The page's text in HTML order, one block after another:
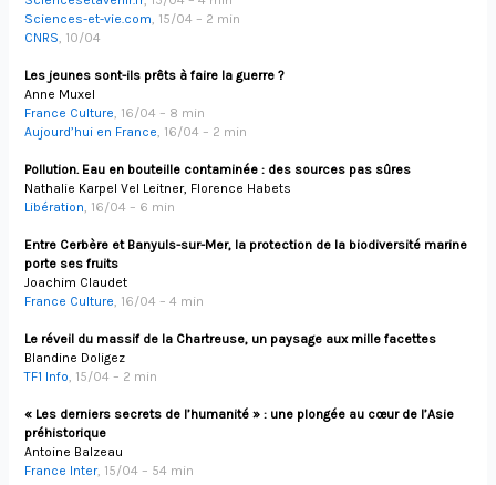
Sciences-et-vie.com, 15/04 – 2 min
CNRS, 10/04
Les jeunes sont-ils prêts à faire la guerre ?
Anne Muxel
France Culture, 16/04 – 8 min
Aujourd’hui en France, 16/04 – 2 min
Pollution. Eau en bouteille contaminée : des sources pas sûres
Nathalie Karpel Vel Leitner, Florence Habets
Libération, 16/04 – 6 min
Entre Cerbère et Banyuls-sur-Mer, la protection de la biodiversité marine
porte ses fruits
Joachim Claudet
France Culture, 16/04 – 4 min
Le réveil du massif de la Chartreuse, un paysage aux mille facettes
Blandine Doligez
TF1 Info, 15/04 – 2 min
« Les derniers secrets de l’humanité » : une plongée au cœur de l’Asie
préhistorique
Antoine Balzeau
France Inter, 15/04 – 54 min